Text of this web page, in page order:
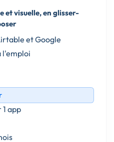
et visuelle, en glisser-
et Google
l'emploi
app